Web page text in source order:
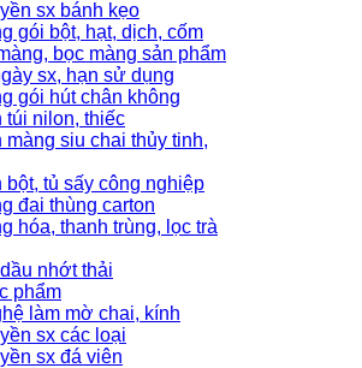
sx bánh kẹo
gói bột, hạt, dịch, cốm
bọc màng sản phẩm
sx, hạn sử dụng
gói hút chân không
túi nilon, thiếc
màng siu chai thủy tinh,
bột, tủ sấy công nghiệp
đai thùng carton
hóa, thanh trùng, lọc trà
nhớt thải
phẩm
làm mờ chai, kính
sx các loại
sx đá viên